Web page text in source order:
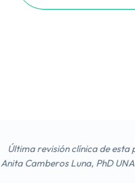
Última revisión clínica de esta
Anita Camberos Luna, PhD